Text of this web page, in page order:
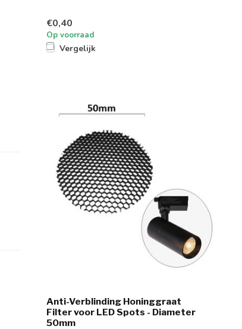
€0,40
Op voorraad
Vergelijk
Anti-Verblinding Honinggraat
Filter voor LED Spots - Diameter
50mm